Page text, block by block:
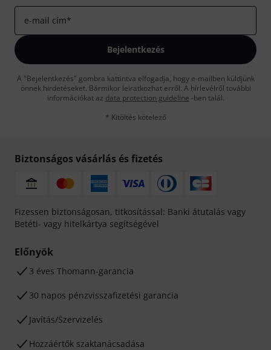
e-mail cím*
Bejelentkezés
A "Bejelentkezés" gombra kattintva elfogadja, hogy e-mailben küldjünk
önnek hirdetéseket. Bármikor leiratkozhat erről. A hírlevélről további
információkat az data protection guideline -ben talál.
* Kitöltés kötelező
Biztonságos vásárlás és fizetés
Fizessen biztonságosan, titkosítással: Banki átutalás vagy
Betéti- vagy hitelkártya segítségével
Előnyök
3 éves Thomann-garancia
30 napos pénzvisszafizetési garancia
Javítás/Szervizelés
Hozzáértők szaktanácsadása